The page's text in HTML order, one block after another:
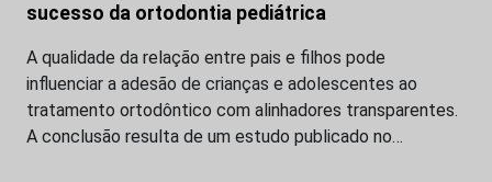
sucesso da ortodontia pediátrica
A qualidade da relação entre pais e filhos pode
influenciar a adesão de crianças e adolescentes ao
tratamento ortodôntico com alinhadores transparentes.
A conclusão resulta de um estudo publicado no…